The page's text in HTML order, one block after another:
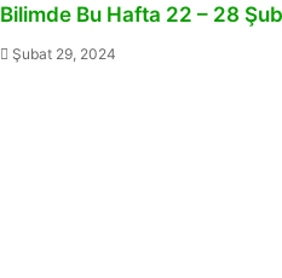
Bilimde Bu Hafta 22 – 28
Şubat 29, 2024